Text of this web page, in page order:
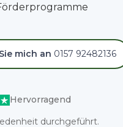
mich an 0157 92482136
Hervorragend
durchgeführt.